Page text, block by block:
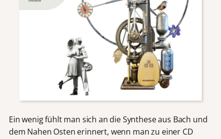
Ein wenig fühlt man sich an die Synthese aus Bach und
dem Nahen Osten erinnert, wenn man zu einer CD